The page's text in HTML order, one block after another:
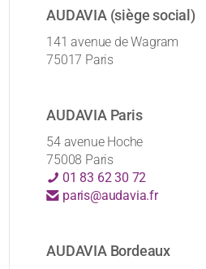
AUDAVIA (siège social)
141 avenue de Wagram
75017 Paris
AUDAVIA Paris
54 avenue Hoche
75008 Paris
01 83 62 30 72
paris@audavia.fr
AUDAVIA Bordeaux